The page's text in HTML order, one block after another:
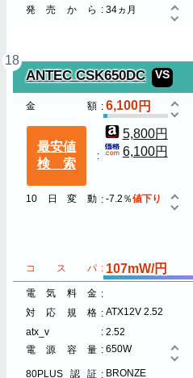
発売から 34ヵ月
18
ANTEC CSK650DC VS
金額 6,100
最安値
検索
5,800円
6,100円
10日変動 -7.2％値下り
コスパ 107mW/円
電気料金
対応規格
ATX12V 2.52
atx_v
2.52
電源容量
650W
80PLUS認証
BRONZE